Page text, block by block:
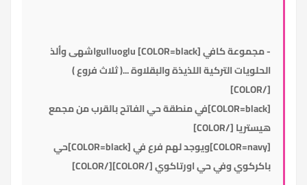
- مجموعة كافي gulluoglu [COLOR=black]اشهى وألذ
الحلويات التركية اللذيذة والبقلاوة ...( ثلاث فروع )
[/COLOR]
[COLOR=black]في منطقة حي الفاتح بالقرب من مجمع
هيستريا [/COLOR]
[COLOR=navy]ويوجد لهم فرع في [COLOR=black]حي
باكركوي وفي حي اورتاكوي [/COLOR][/COLOR]